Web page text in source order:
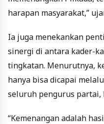
harapan masyarakat,”
Ia juga menekankan
sinergi di antara kader-
tingkatan. Menurutnya,
hanya bisa dicapai
seluruh pengurus partai,
“Kemenangan adalah